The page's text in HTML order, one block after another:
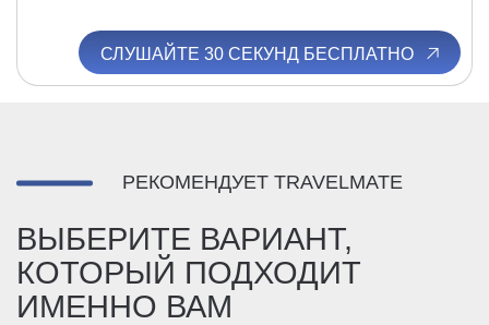
СЛУШАЙТЕ 30 СЕКУНД БЕСПЛАТНО
РЕКОМЕНДУЕТ TRAVELMATE
ВЫБЕРИТЕ ВАРИАНТ,
КОТОРЫЙ ПОДХОДИТ
ИМЕННО ВАМ